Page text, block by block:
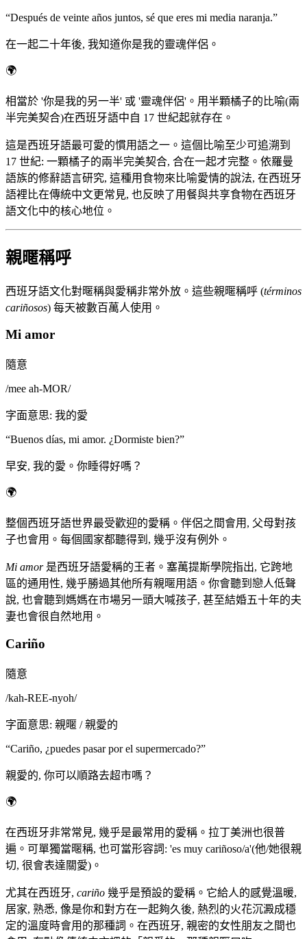
“Después de veinte años juntos, sé que eres mi media naranja.”
在一起二十年後, 我知道你是我的靈魂伴侶。
🌍
相當於 '你是我的另一半' 或 '靈魂伴侶'。用半顆橘子的比喻(兩
半完美契合)在西班牙語中自 17 世紀起就存在。
這是西班牙語最可愛的慣用語之一。這個比喻至少可追溯到
17 世紀: 一顆橘子的兩半完美契合, 合在一起才完整。依羅曼
語族的修辭語言研究, 這種用食物來比喻愛情的說法, 在西班牙
語裡比在傳統中文更常見, 也反映了用餐與共享食物在西班牙
語文化中的核心地位。
親暱稱呼
西班牙語文化對暱稱與愛稱非常外放。這些親暱稱呼 (términos
cariñosos) 每天被數百萬人使用。
Mi amor
隨意
/mee ah-MOR/
字面意思: 我的愛
“Buenos días, mi amor. ¿Dormiste bien?”
早安, 我的愛。你睡得好嗎？
🌍
整個西班牙語世界最受歡迎的愛稱。伴侶之間會用, 父母對孩
子也會用。每個國家都聽得到, 幾乎沒有例外。
Mi amor是西班牙語愛稱的王者。塞萬提斯學院指出, 它跨地
區的通用性, 幾乎勝過其他所有親暱用語。你會聽到戀人低聲
說, 也會聽到媽媽在市場另一頭大喊孩子, 甚至結婚五十年的夫
妻也會很自然地用。
Cariño
隨意
/kah-REE-nyoh/
字面意思: 親暱 / 親愛的
“Cariño, ¿puedes pasar por el supermercado?”
親愛的, 你可以順路去超市嗎？
🌍
在西班牙非常常見, 幾乎是最常用的愛稱。拉丁美洲也很普
遍。可單獨當暱稱, 也可當形容詞: 'es muy cariñoso/a'(他/她很親
切, 很會表達關愛)。
尤其在西班牙, cariño 幾乎是預設的愛稱。它給人的感覺溫暖,
居家, 熟悉, 像是你和對方在一起夠久後, 熱烈的火花沉澱成穩
定的溫度時會用的那種詞。在西班牙, 親密的女性朋友之間也